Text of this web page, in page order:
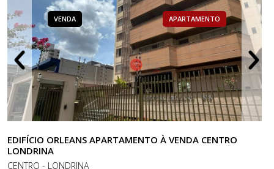
VENDA APARTAMENTO
EDIFÍCIO ORLEANS APARTAMENTO À VENDA CENTRO
LONDRINA
CENTRO - LONDRINA